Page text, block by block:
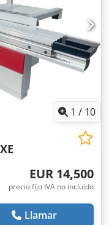
del disco de sierra.
conforme a
e inclinación.
Longitud de corte:
de corte: 155 mm.
mm. Potencia del
Unidad de incisor.
3.200 mm. Peso:
1 / 10
EUR 14,500
precio fijo IVA no incluído
Llamar